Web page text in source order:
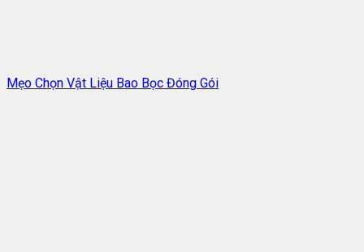
Mẹo Chọn Vật Liệu Bao Bọc Đóng Gói